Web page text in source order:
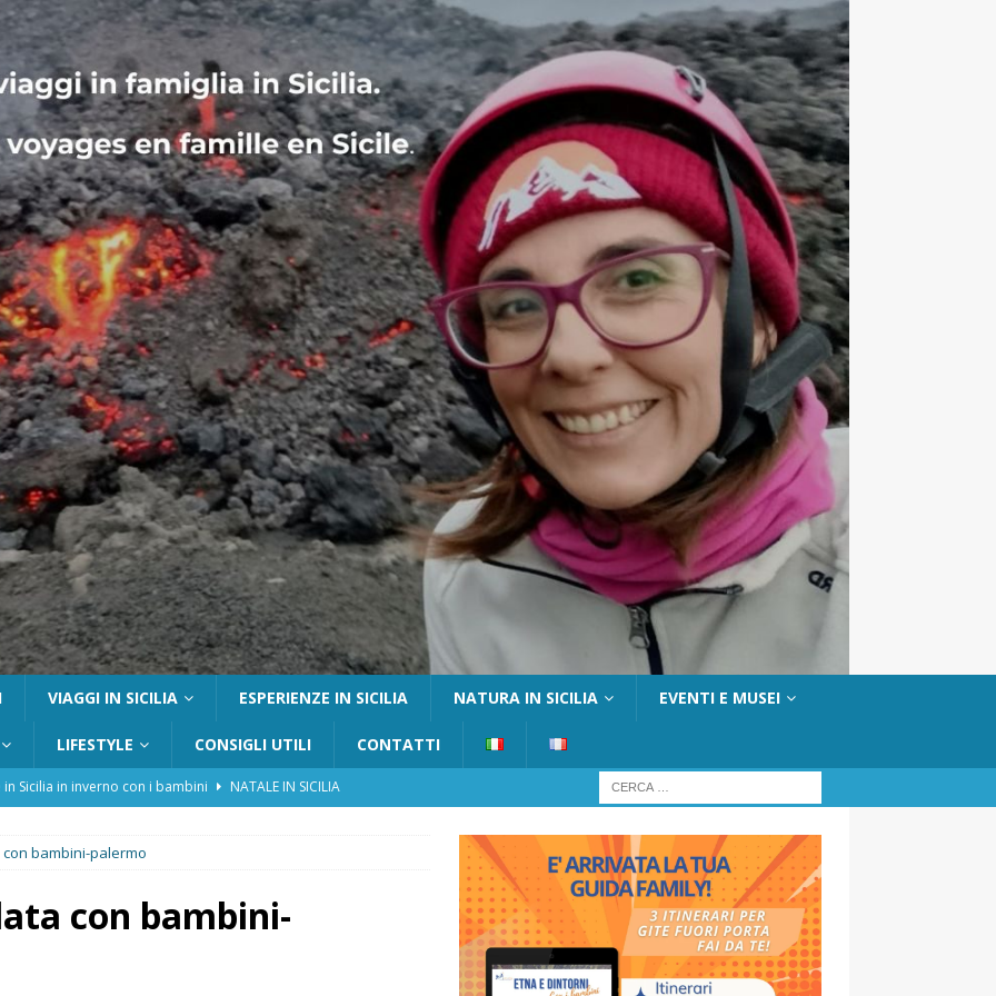
VIAGGI IN SICILIA ESPERIENZE IN SICILIA NATURA IN SICILIA EVENTI E MUSEI
LIFESTYLE CONSIGLI UTILI CONTATTI
in Sicilia in inverno con i bambini
NATALE IN SICILIA
con bambini: guida completa su come arrivare,
FUORI PORTA
bambini-palermo
con bambini-